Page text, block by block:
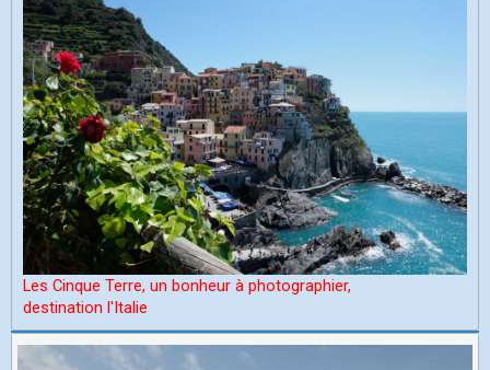
Les Cinque Terre, un bonheur à photographier,
destination l'Italie